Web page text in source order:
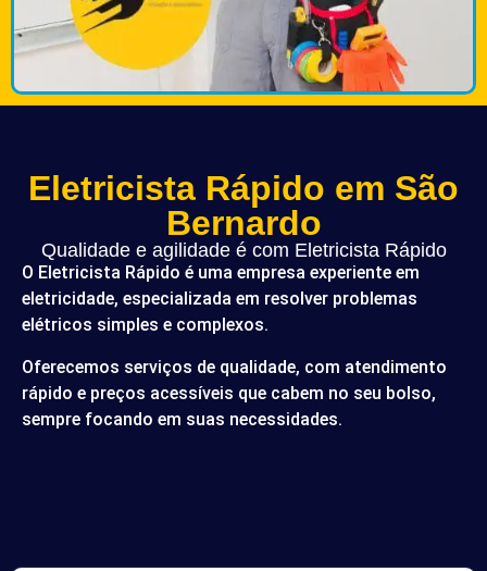
Eletricista Rápido em São
Bernardo
Qualidade e agilidade é com Eletricista Rápido
O Eletricista Rápido é uma empresa experiente em
eletricidade, especializada em resolver problemas
elétricos simples e complexos.
Oferecemos serviços de qualidade, com atendimento
rápido e preços acessíveis que cabem no seu bolso,
sempre focando em suas necessidades.